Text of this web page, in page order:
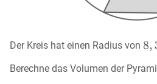
Der Kreis hat einen Radius von
Berechne das Volumen der